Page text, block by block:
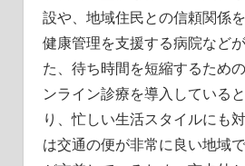
設や、地域住民との信頼関係
健康管理を支援する病院など
た、待ち時間を短縮するため
ンライン診療を導入している
り、忙しい生活スタイルにも
は交通の便が非常に良い地域